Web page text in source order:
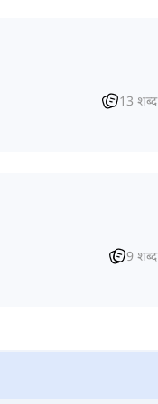
13 शब्द
9 शब्द